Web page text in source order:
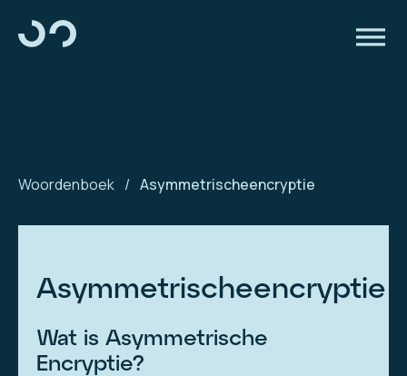
Woordenboek / Asymmetrischeencryptie
Asymmetrischeencryptie
Wat is Asymmetrische
Encryptie?